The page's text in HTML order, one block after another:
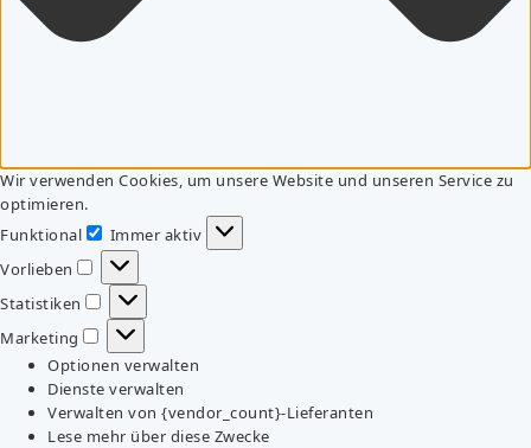
Wir verwenden Cookies, um unsere Website und unseren Service zu
optimieren.
Funktional
Funktional
Immer aktiv
Vorlieben
Vorlieben
Statistiken
Statistiken
Marketing
Marketing
Optionen verwalten
Dienste verwalten
Verwalten von {vendor_count}-Lieferanten
Lese mehr über diese Zwecke